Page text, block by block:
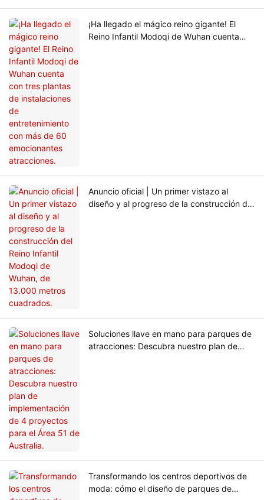
¡Ha llegado el mágico reino gigante! El
Reino Infantil Modoqi de Wuhan cuenta
Anuncio oficial | Un primer vistazo al
diseño y al progreso de la construcción del
Soluciones llave en mano para parques de
atracciones: Descubra nuestro plan de
Transformando los centros deportivos de
moda: cómo el diseño de parques de